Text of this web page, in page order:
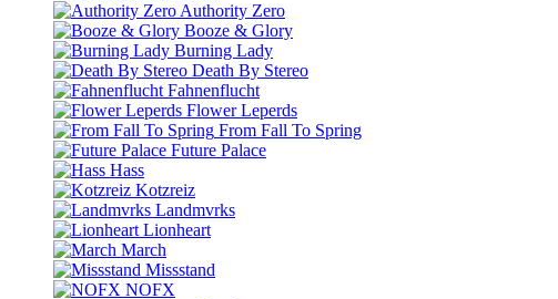
Authority Zero
Booze & Glory
Burning Lady
Death By Stereo
Fahnenflucht
Flower Leperds
From Fall To Spring
Future Palace
Hass
Kotzreiz
Landmvrks
Lionheart
March
Missstand
NOFX